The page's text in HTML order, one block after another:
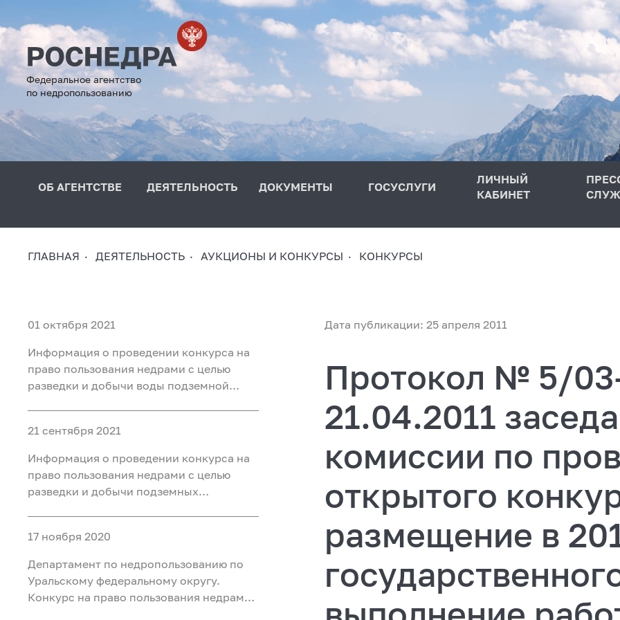
Федеральное агентство
по недропользованию
ОБ АГЕНТСТВЕ ДЕЯТЕЛЬНОСТЬ ДОКУМЕНТЫ ГОСУСЛУГИ
ЛИЧНЫЙ
КАБИНЕТ
ГЛАВНАЯ ДЕЯТЕЛЬНОСТЬ АУКЦИОНЫ И КОНКУРСЫ КОНКУРСЫ
01 октября 2021
Информация о проведении конкурса на
право пользования недрами с целью
разведки и добычи воды подземной
минеральных вод, расположенном на
территории Кызылского района
Республики Тыва
21 сентября 2021
Информация о проведении конкурса на
право пользования недрами с целью
разведки и добычи подземных
Новодеревенский месторождения
Новодеревенское, расположенного на
территории Омутинского района
Тюменско
17 ноября 2020
Департамент по недропользованию по
Уральскому федеральному округу.
Конкурс на право пользования недрами
Дата публикации: 25 апреля 2011
Протокол № 5/
21.04.2011
комиссии по
открытого
размещение в